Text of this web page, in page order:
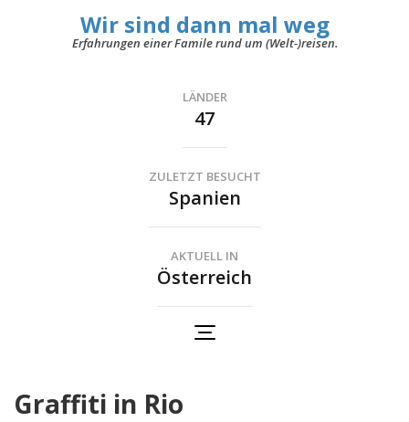
Wir sind dann mal weg
Erfahrungen einer Famile rund um (Welt-)reisen.
LÄNDER
47
ZULETZT BESUCHT
Spanien
AKTUELL IN
Österreich
Graffiti in Rio